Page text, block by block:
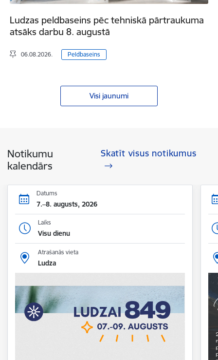
Ludzas peldbaseins pēc tehniskā pārtraukuma
atsāks darbu 8. augustā
06.08.2026. Peldbaseins
Visi jaunumi
Notikumu
kalendārs
Skatīt visus notikumus
Datums
7.–8. augusts, 2026
Laiks
Visu dienu
Atrašanās vieta
Ludza